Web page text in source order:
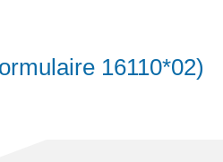
16110*02)